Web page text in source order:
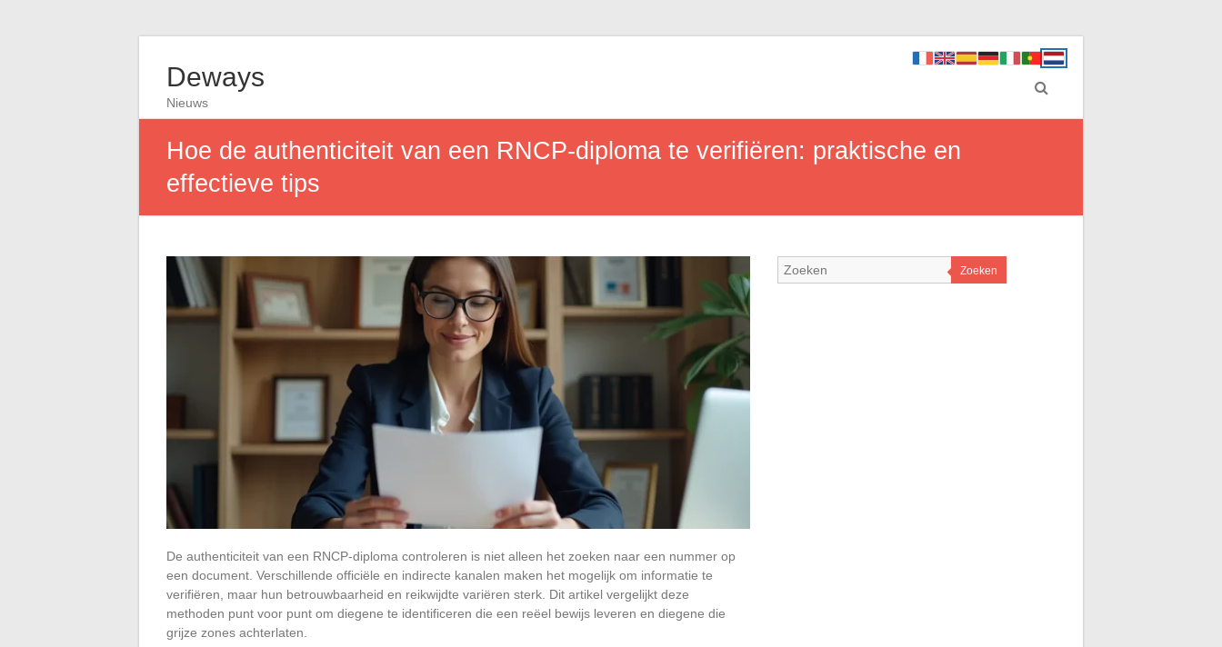
Deways
Nieuws
Hoe de authenticiteit van een RNCP-diploma te verifiëren: praktische en
effectieve tips
De authenticiteit van een RNCP-diploma controleren is niet alleen het zoeken naar een nummer op
een document. Verschillende officiële en indirecte kanalen maken het mogelijk om informatie te
verifiëren, maar hun betrouwbaarheid en reikwijdte variëren sterk. Dit artikel vergelijkt deze
methoden punt voor punt om diegene te identificeren die een reëel bewijs leveren en diegene die
grijze zones achterlaten.
Zoeken